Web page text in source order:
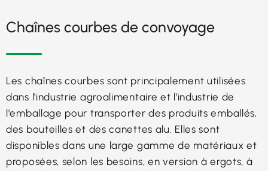
Chaînes courbes de convoyage
Les chaînes courbes sont principalement utilisées
dans l'industrie agroalimentaire et l'industrie de
l'emballage pour transporter des produits emballés,
des bouteilles et des canettes alu. Elles sont
disponibles dans une large gamme de matériaux et
proposées, selon les besoins, en version à ergots, à